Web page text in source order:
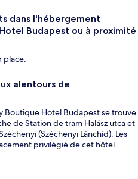
dans l'hébergement
Budapest ou à proximité
place.
alentours de
Boutique Hotel Budapest se trouve
de Station de tram Halász utca et
(Széchenyi Lánchíd). Les
privilégié de cet hôtel.